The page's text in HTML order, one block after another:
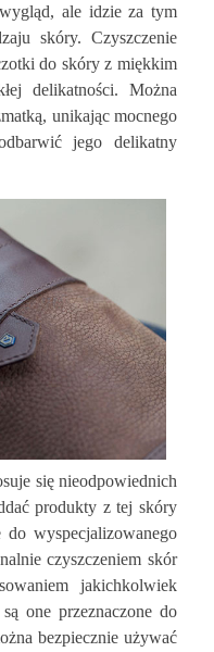
ale idzie za tym
skóry. Czyszczenie
do skóry z miękkim
delikatności. Można
unikając mocnego
jego delikatny
się nieodpowiednich
produkty z tej skóry
wyspecjalizowanego
czyszczeniem skór
jakichkolwiek
one przeznaczone do
bezpiecznie używać